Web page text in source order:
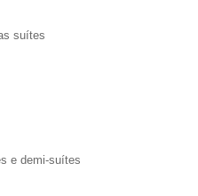
suítes
e demi-suítes